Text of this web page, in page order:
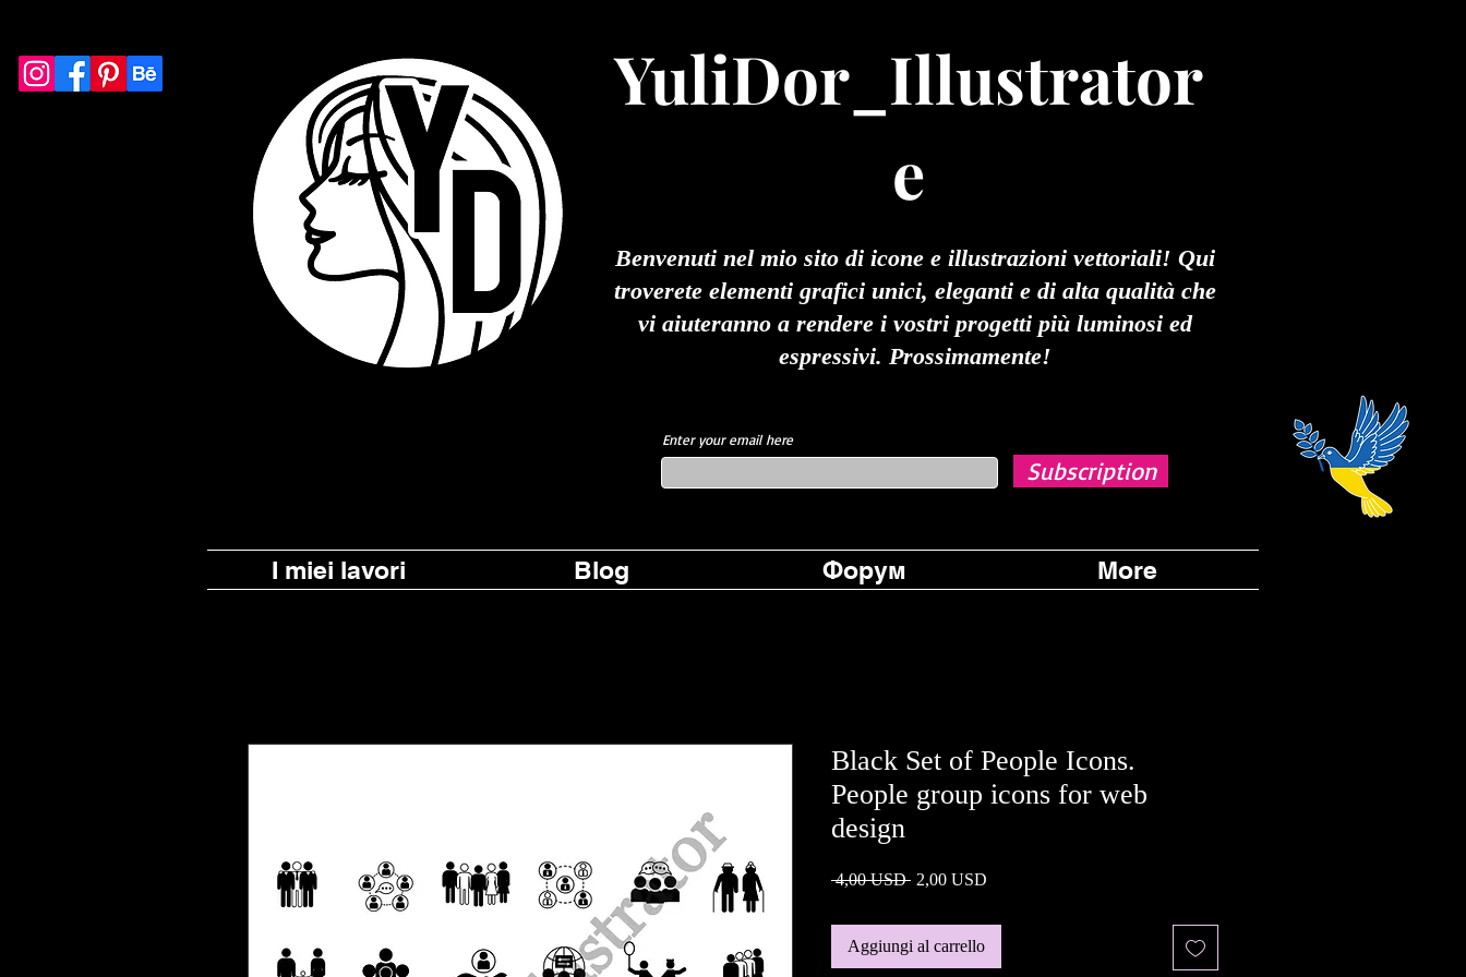
YuliDor_Illustrator
e
Benvenuti nel mio sito di icone e illustrazioni vettoriali! Qui
troverete elementi grafici unici, eleganti e di alta qualità che
vi aiuteranno a rendere i vostri progetti più luminosi ed
espressivi. Prossimamente!
Enter your email here
Subscription
I miei lavori Blog Форум More
Black Set of People Icons.
People group icons for web
design
4,00 USD Prezzo
2,00 USD
Aggiungi al carrello